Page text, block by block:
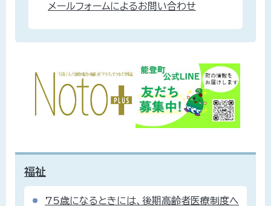
メールフォームによるお問い合わせ
福祉
75歳になるときには、後期高齢者医療制度へ